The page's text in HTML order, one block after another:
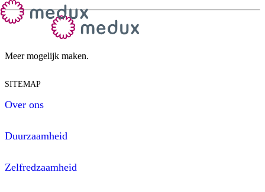
Meer mogelijk maken.
SITEMAP
Over ons
Duurzaamheid
Zelfredzaamheid